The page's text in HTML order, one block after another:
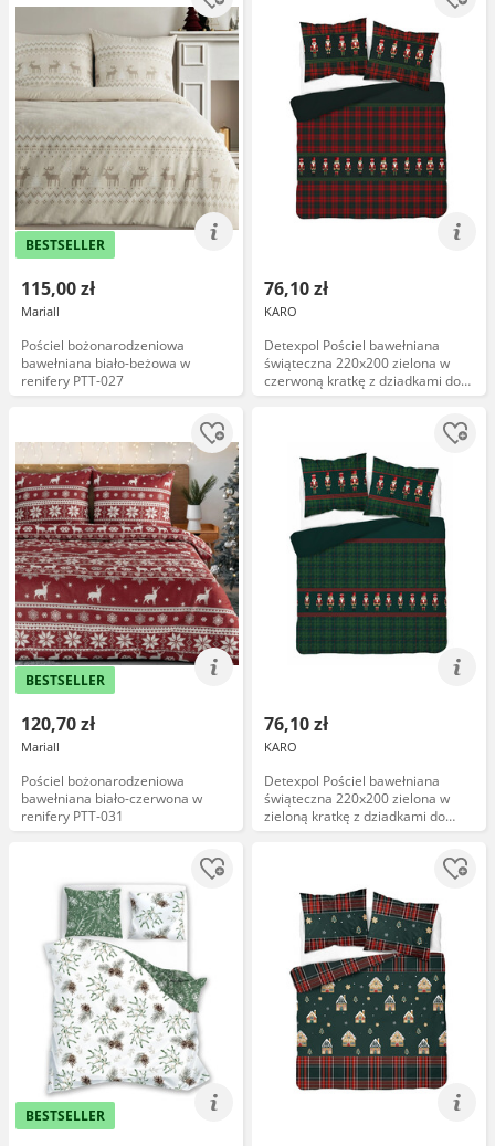
BESTSELLER
115,00 zł
Mariall
Pościel bożonarodzeniowa
bawełniana biało-beżowa w
renifery PTT-027
76,10 zł
KARO
Detexpol Pościel bawełniana
świąteczna 220x200 zielona w
czerwoną kratkę z dziadkami do
orzechów 5820 A Christmas
BESTSELLER
120,70 zł
Mariall
Pościel bożonarodzeniowa
bawełniana biało-czerwona w
renifery PTT-031
76,10 zł
KARO
Detexpol Pościel bawełniana
świąteczna 220x200 zielona w
zieloną kratkę z dziadkami do
orzechów 5820 B Christmas
BESTSELLER